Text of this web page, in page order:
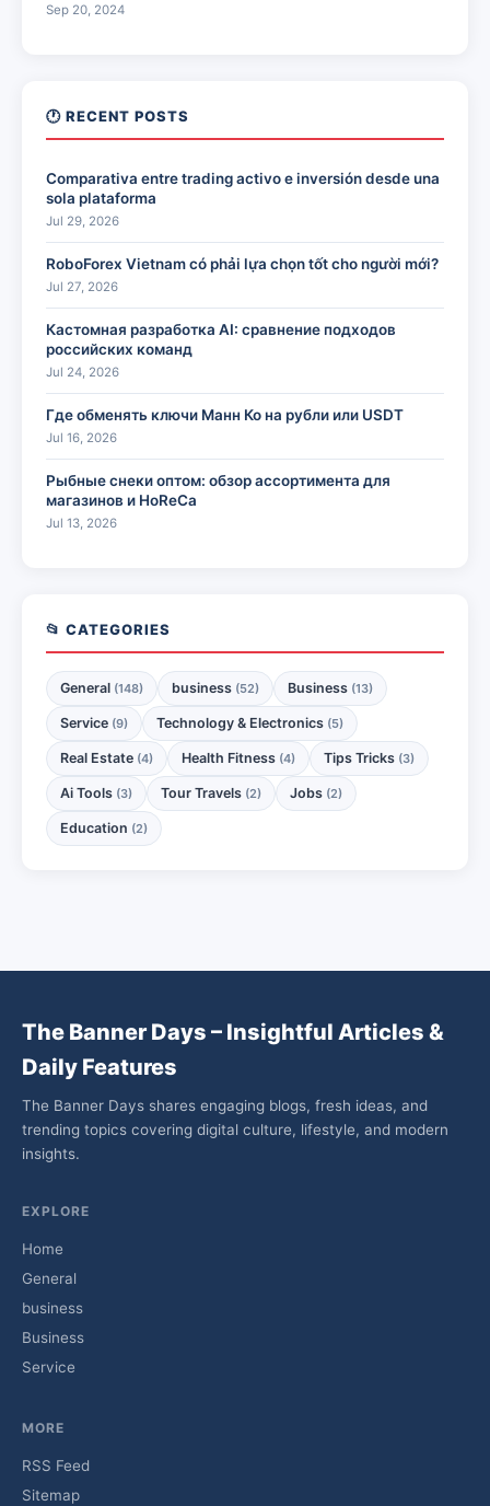
Sep 20, 2024
🕐 RECENT POSTS
Comparativa entre trading activo e inversión desde una
sola plataforma
Jul 29, 2026
RoboForex Vietnam có phải lựa chọn tốt cho người mới?
Jul 27, 2026
Кастомная разработка AI: сравнение подходов
российских команд
Jul 24, 2026
Где обменять ключи Манн Ко на рубли или USDT
Jul 16, 2026
Рыбные снеки оптом: обзор ассортимента для
магазинов и HoReCa
Jul 13, 2026
📂 CATEGORIES
General (148) business (52) Business (13)
Service (9) Technology & Electronics (5)
Real Estate (4) Health Fitness (4) Tips Tricks (3)
Ai Tools (3) Tour Travels (2) Jobs (2)
Education (2)
The Banner Days – Insightful Articles &
Daily Features
The Banner Days shares engaging blogs, fresh ideas, and
trending topics covering digital culture, lifestyle, and modern
insights.
EXPLORE
Home
General
business
Business
Service
MORE
RSS Feed
Sitemap